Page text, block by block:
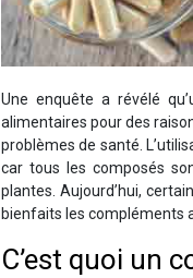
Une enquête a révélé
alimentaires pour des
problèmes de santé.
car tous les composés
plantes. Aujourd’hui,
bienfaits les compléments
C’est quoi un